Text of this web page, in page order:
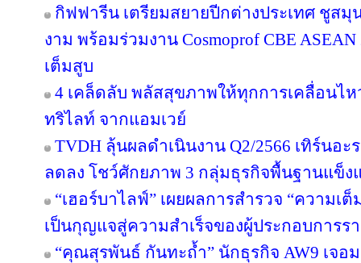
กิฟฟารีน เตรียมสยายปีกต่างประเทศ ชูสมุ
งาม พร้อมร่วมงาน Cosmoprof CBE
เต็มสูบ
4 เคล็ดลับ พลัสสุขภาพให้ทุกการเคลื่อนไ
ทริไลท์ จากแอมเวย์
TVDH ลุ้นผลดำเนินงาน Q2/2566 เทิร์นอ
ลดลง โชว์ศักยภาพ 3 กลุ่มธุรกิจพื้นฐานแข็ง
“เฮอร์บาไลฟ์” เผยผลการสำรวจ “ความเ
เป็นกุญแจสู่ความสำเร็จของผู้ประกอบการร
“คุณสุรพันธ์ กันทะถ้ำ” นักธุรกิจ AW9 เจ